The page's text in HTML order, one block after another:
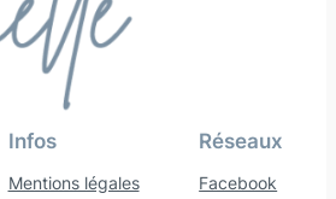
Infos
Mentions légales
Réseaux
Facebook